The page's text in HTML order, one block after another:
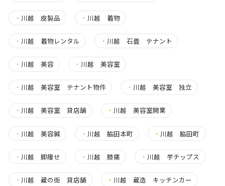
・ 川越 皮製品 ・ 川越 着物
・ 川越 着物レンタル ・ 川越 石畳 テナント
・ 川越 美容 ・ 川越 美容室
・ 川越 美容室 テナント物件 ・ 川越 美容室 独立
・ 川越 美容室 貸店舗 ・ 川越 美容室開業
・ 川越 美容鍼 ・ 川越 脇田本町 ・ 川越 脇田町
・ 川越 脚痩せ ・ 川越 膝痛 ・ 川越 芋チップス
・ 川越 蔵の街 貸店舗 ・ 川越 蔵造 キッチンカー